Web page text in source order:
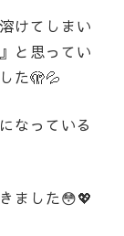
けてしまい
と思ってい
た🫣💦
なっている
ました😳💖